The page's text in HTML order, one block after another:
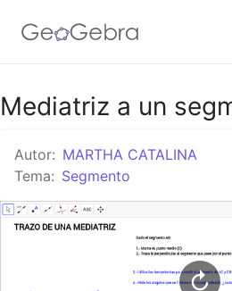
Google Classroom
GeoGebra Classroom
Mediatriz a un
Autor: MARTHA CATALINA
Tema: Segmento